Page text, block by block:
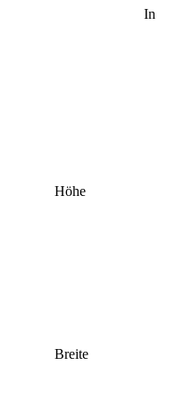
In
Höhe
Breite